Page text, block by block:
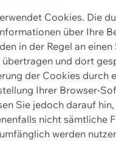
Cookies. Die
über Ihre
in der Regel an
übertragen und dort
der Cookies durch
Ihrer Browser-
Sie jedoch darauf
nicht sämtliche
werden